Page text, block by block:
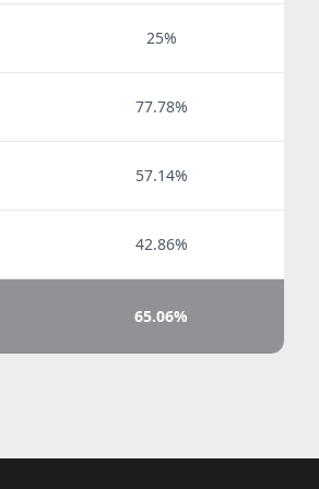
25%
77.78%
57.14%
42.86%
65.06%